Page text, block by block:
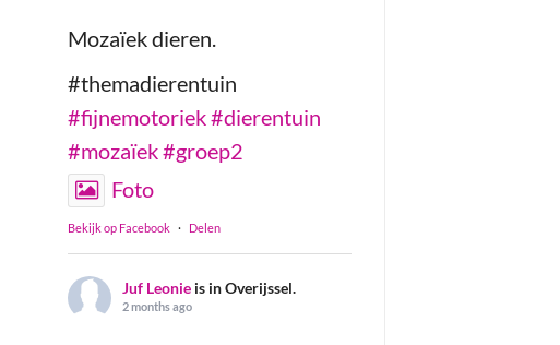
Mozaïek dieren.
#themadierentuin
#fijnemotoriek#dierentuin
#mozaïek#groep2
Foto
Bekijk op Facebook · Delen
Juf Leonie is in Overijssel.
2 months ago